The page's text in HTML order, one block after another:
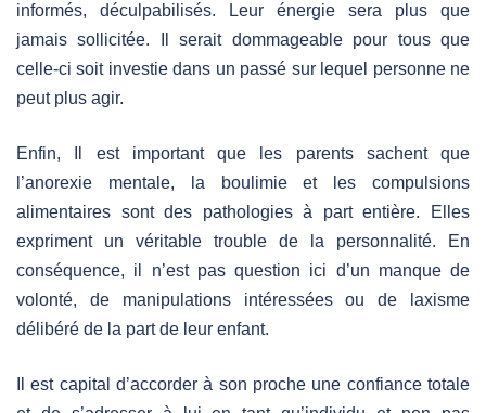
informés, déculpabilisés. Leur énergie sera plus que
jamais sollicitée. Il serait dommageable pour tous que
celle-ci soit investie dans un passé sur lequel personne ne
peut plus agir.
Enfin, Il est important que les parents sachent que
l’anorexie mentale, la boulimie et les compulsions
alimentaires sont des pathologies à part entière. Elles
expriment un véritable trouble de la personnalité. En
conséquence, il n’est pas question ici d’un manque de
volonté, de manipulations intéressées ou de laxisme
délibéré de la part de leur enfant.
Il est capital d’accorder à son proche une confiance totale